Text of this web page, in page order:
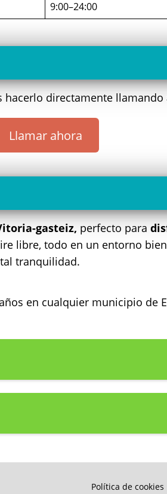
9:00–24:00
hacerlo directamente
Llamar ahora
gasteiz, perfecto para
libre, todo en un entorno
tranquilidad.
en cualquier municipio de
Política de cookies